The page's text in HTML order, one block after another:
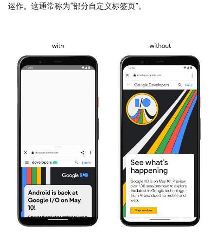
运作。这通常称为“部分自定义标签页”。